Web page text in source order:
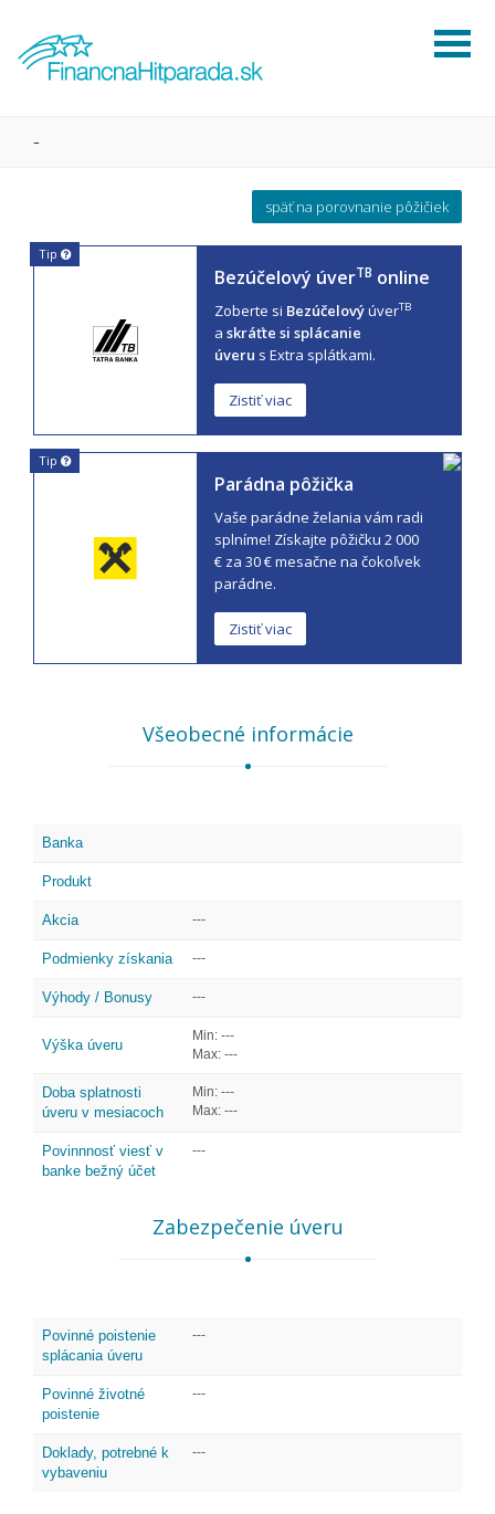
-
späť na porovnanie pôžičiek
Tip
Bezúčelový úverTB online
Zoberte si BezúčelovýúverTB
askráťte si splácanie
úveru s Extra splátkami.
Zistiť viac
Tip
Parádna pôžička
Vaše parádne želania vám radi
splníme! Získajte pôžičku 2 000
€ za 30 € mesačne na čokoľvek
parádne.
Zistiť viac
Všeobecné informácie
Banka
Produkt
Akcia ---
Podmienky získania ---
Výhody / Bonusy ---
Výška úveru
Min: ---
Max: ---
Doba splatnosti
úveru v mesiacoch
Min: ---
Max: ---
Povinnnosť viesť v
banke bežný účet
---
Zabezpečenie úveru
Povinné poistenie
splácania úveru
---
Povinné životné
poistenie
---
Doklady, potrebné k
vybaveniu
---